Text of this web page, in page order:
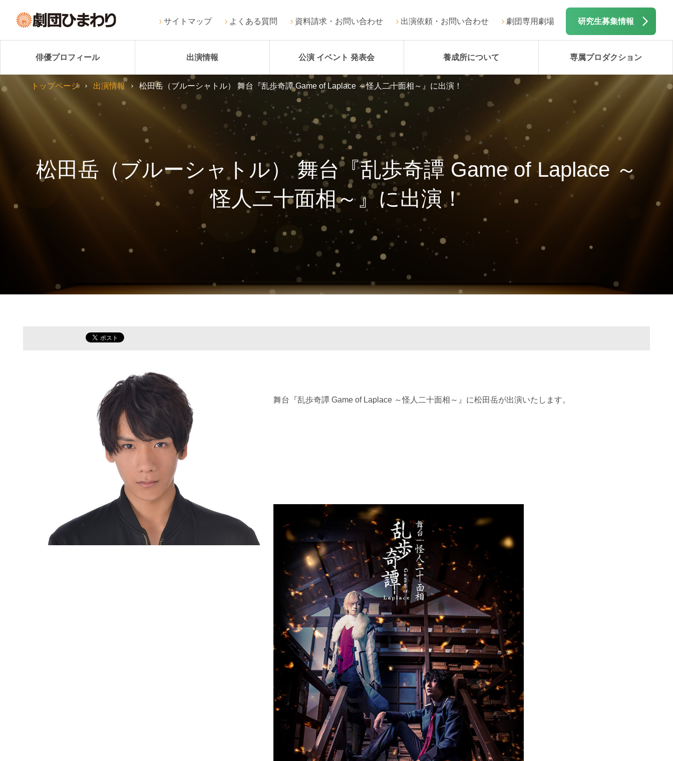
サイトマップ よくある質問 資料請求・お問い合わせ 出演依頼・お問い合わせ 劇団専用劇場 研究生募集情報
俳優プロフィール 出演情報 公演 イベント 発表会 養成所について 専属プロダクション
松田岳（ブルーシャトル） 舞台『乱歩奇譚 Game of Laplace ～
怪人二十面相～』に出演！
トップページ 出演情報 松田岳（ブルーシャトル） 舞台『乱歩奇譚 Game of Laplace ～怪人二十面相～』に出演！
舞台『乱歩奇譚 Game of Laplace ～怪人二十面相～』に松田岳が出演いたします。